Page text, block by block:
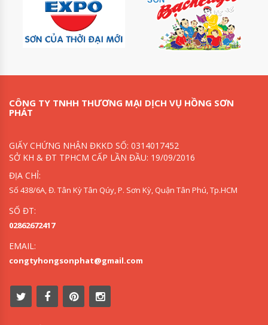
CÔNG TY TNHH THƯƠNG MẠI DỊCH VỤ HỒNG SƠN
PHÁT
GIẤY CHỨNG NHẬN ĐKKD SỐ: 0314017452
SỞ KH & ĐT TPHCM CẤP LẦN ĐẦU: 19/09/2016
ĐỊA CHỈ:
Số 438/6A, Đ. Tân Kỳ Tân Qúy, P. Sơn Kỳ, Quận Tân Phú, Tp.HCM
SỐ ĐT:
02862672417
EMAIL:
congtyhongsonphat@gmail.com